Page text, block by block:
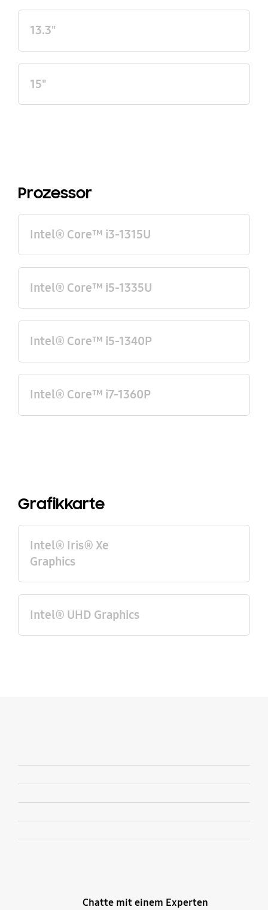
13.3"
15"
Prozessor
Intel® Core™ i3-1315U
Intel® Core™ i5-1335U
Intel® Core™ i5-1340P
Intel® Core™ i7-1360P
Grafikkarte
Intel® Iris® Xe
Graphics
Intel® UHD Graphics
Chatte mit einem Experten